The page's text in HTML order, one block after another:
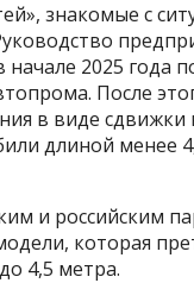
знакомые с
2025 года
После
в виде
длиной
и российским
которая
4,5 метра.